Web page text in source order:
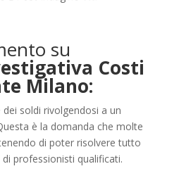
su
Costi
Milano:
soldi rivolgendosi a un
è la domanda che molte
di poter risolvere tutto
professionisti qualificati.